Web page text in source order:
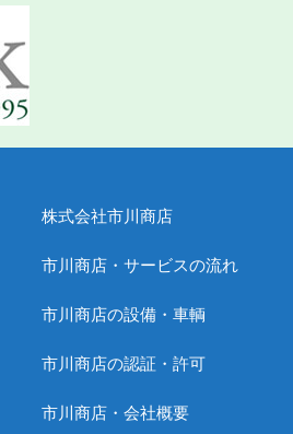
株式会社市川商店
市川商店・サービスの流れ
市川商店の設備・車輌
市川商店の認証・許可
市川商店・会社概要